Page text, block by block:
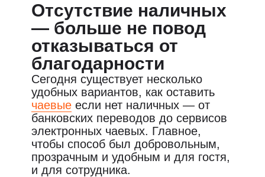
Отсутствие наличных
— больше не повод
отказываться от
благодарности
Сегодня существует несколько
удобных вариантов, как оставить
чаевыеесли нет наличных — от
банковских переводов до сервисов
электронных чаевых. Главное,
чтобы способ был добровольным,
прозрачным и удобным и для гостя,
и для сотрудника.